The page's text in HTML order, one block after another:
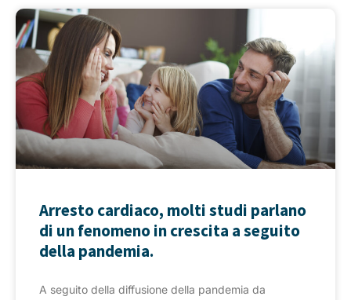
Arresto cardiaco, molti studi parlano
di un fenomeno in crescita a seguito
della pandemia.
A seguito della diffusione della pandemia da